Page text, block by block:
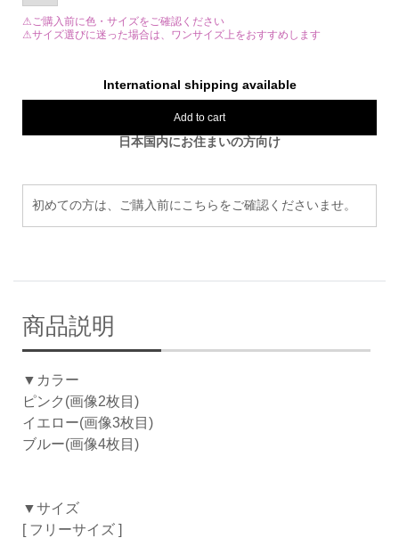
⚠ご購入前に色・サイズをご確認ください
⚠サイズ選びに迷った場合は、ワンサイズ上をおすすめします
International shipping available
Add to cart
日本国内にお住まいの方向け
初めての方は、ご購入前にこちらをご確認くださいませ。
商品説明
▼カラー
ピンク(画像2枚目)
イエロー(画像3枚目)
ブルー(画像4枚目)
▼サイズ
[ フリーサイズ ]